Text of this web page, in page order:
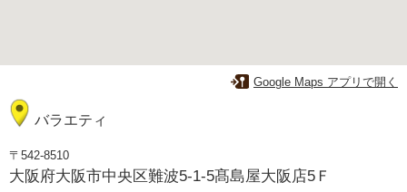
Google Maps アプリで開く
バラエティ
〒542-8510
大阪府大阪市中央区難波5-1-5髙島屋大阪店5Ｆ